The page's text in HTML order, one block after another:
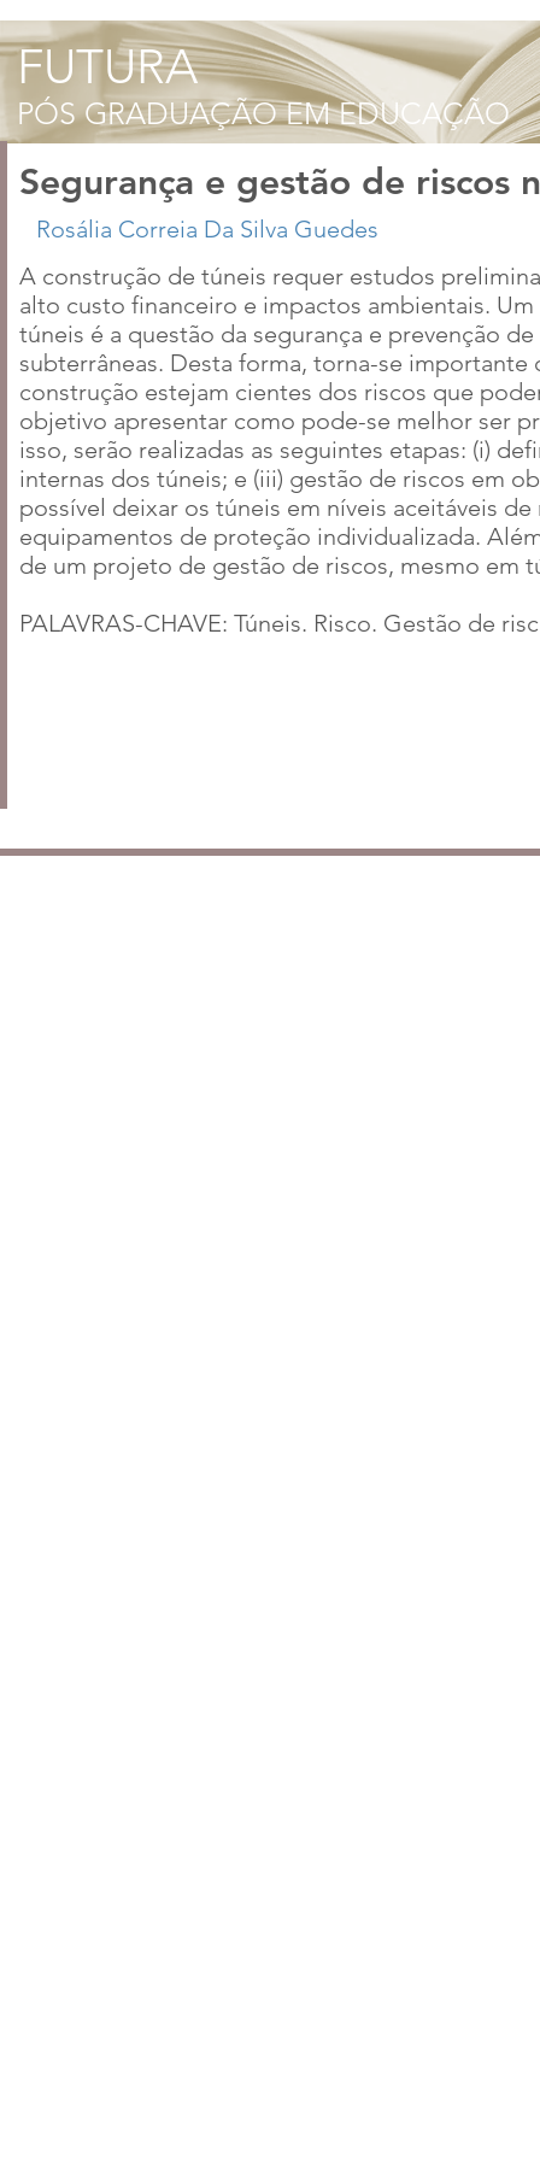
Segurança e gestão de riscos
A construção de túneis requer estudos
alto custo financeiro e impactos ambientais.
túneis é a questão da segurança e prevenção
subterrâneas. Desta forma, torna-se
construção estejam cientes dos riscos que
objetivo apresentar como pode-se melhor ser
isso, serão realizadas as seguintes etapas: (i)
internas dos túneis; e (iii) gestão de riscos em
possível deixar os túneis em níveis aceitáveis
equipamentos de proteção individualizada.
de um projeto de gestão de riscos, mesmo em
PALAVRAS-CHAVE: Túneis. Risco. Gestão de